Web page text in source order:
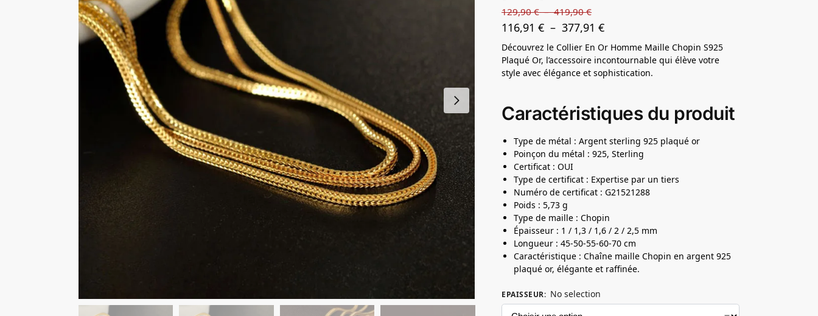
129,90€ – 419,90€
116,91€ – 377,91€
Découvrez le Collier En Or Homme Maille Chopin S925
Plaqué Or, l’accessoire incontournable qui élève votre
style avec élégance et sophistication.
Caractéristiques du produit
Type de métal : Argent sterling 925 plaqué or
Poinçon du métal : 925, Sterling
Certificat : OUI
Type de certificat : Expertise par un tiers
Numéro de certificat : G21521288
Poids : 5,73 g
Type de maille : Chopin
Épaisseur : 1 / 1,3 / 1,6 / 2 / 2,5 mm
Longueur : 45-50-55-60-70 cm
Caractéristique : Chaîne maille Chopin en argent 925
plaqué or, élégante et raffinée.
EPAISSEUR: No selection